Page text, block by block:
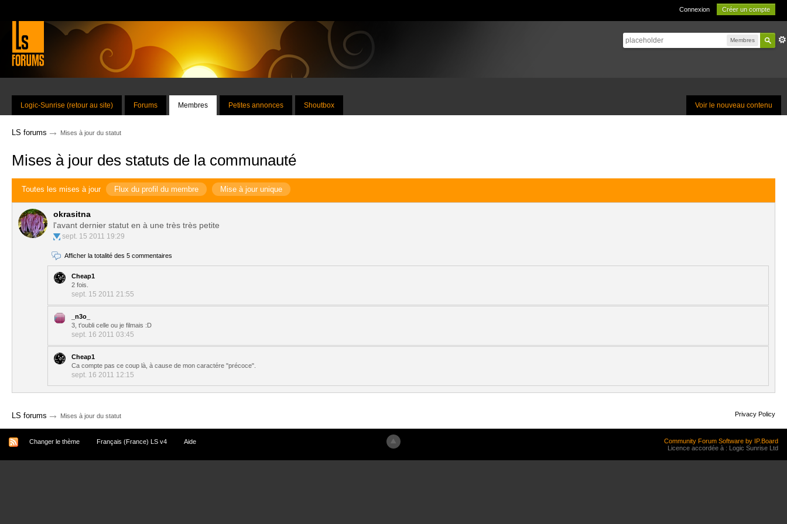
Connexion Créer un compte
Membres
Voir le nouveau contenu
Logic-Sunrise (retour au site) Forums Membres Petites annonces Shoutbox
LS forums → Mises à jour du statut
Mises à jour des statuts de la communauté
Toutes les mises à jour Flux du profil du membre Mise à jour unique
okrasitna
l'avant dernier statut en à une très très petite
sept. 15 2011 19:29
Afficher la totalité des 5 commentaires
Cheap1
2 fois.
sept. 15 2011 21:55
_n3o_
3, t'oubli celle ou je filmais :D
sept. 16 2011 03:45
Cheap1
Ca compte pas ce coup là, à cause de mon caractére "précoce".
sept. 16 2011 12:15
LS forums → Mises à jour du statut Privacy Policy
Changer le thème Français (France) LS v4 Aide
Community Forum Software by IP.Board
Licence accordée à : Logic Sunrise Ltd